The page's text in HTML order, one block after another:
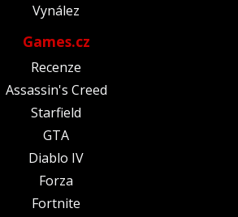
Vynález
Games.cz
Recenze
Assassin's Creed
Starfield
GTA
Diablo IV
Forza
Fortnite